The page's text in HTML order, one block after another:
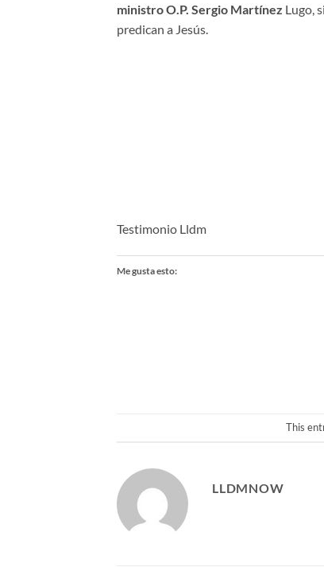
ministro O.P. Sergio Martínez Lugo,
predican a Jesús.
Testimonio Lldm
Me gusta esto:
This
LLDMNOW